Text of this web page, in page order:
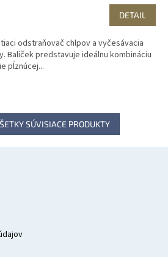
DETAIL
odstraňovač chlpov a vyčesávacia
Balíček predstavuje ideálnu kombináciu
pĺznúcej...
SÚVISIACE PRODUKTY